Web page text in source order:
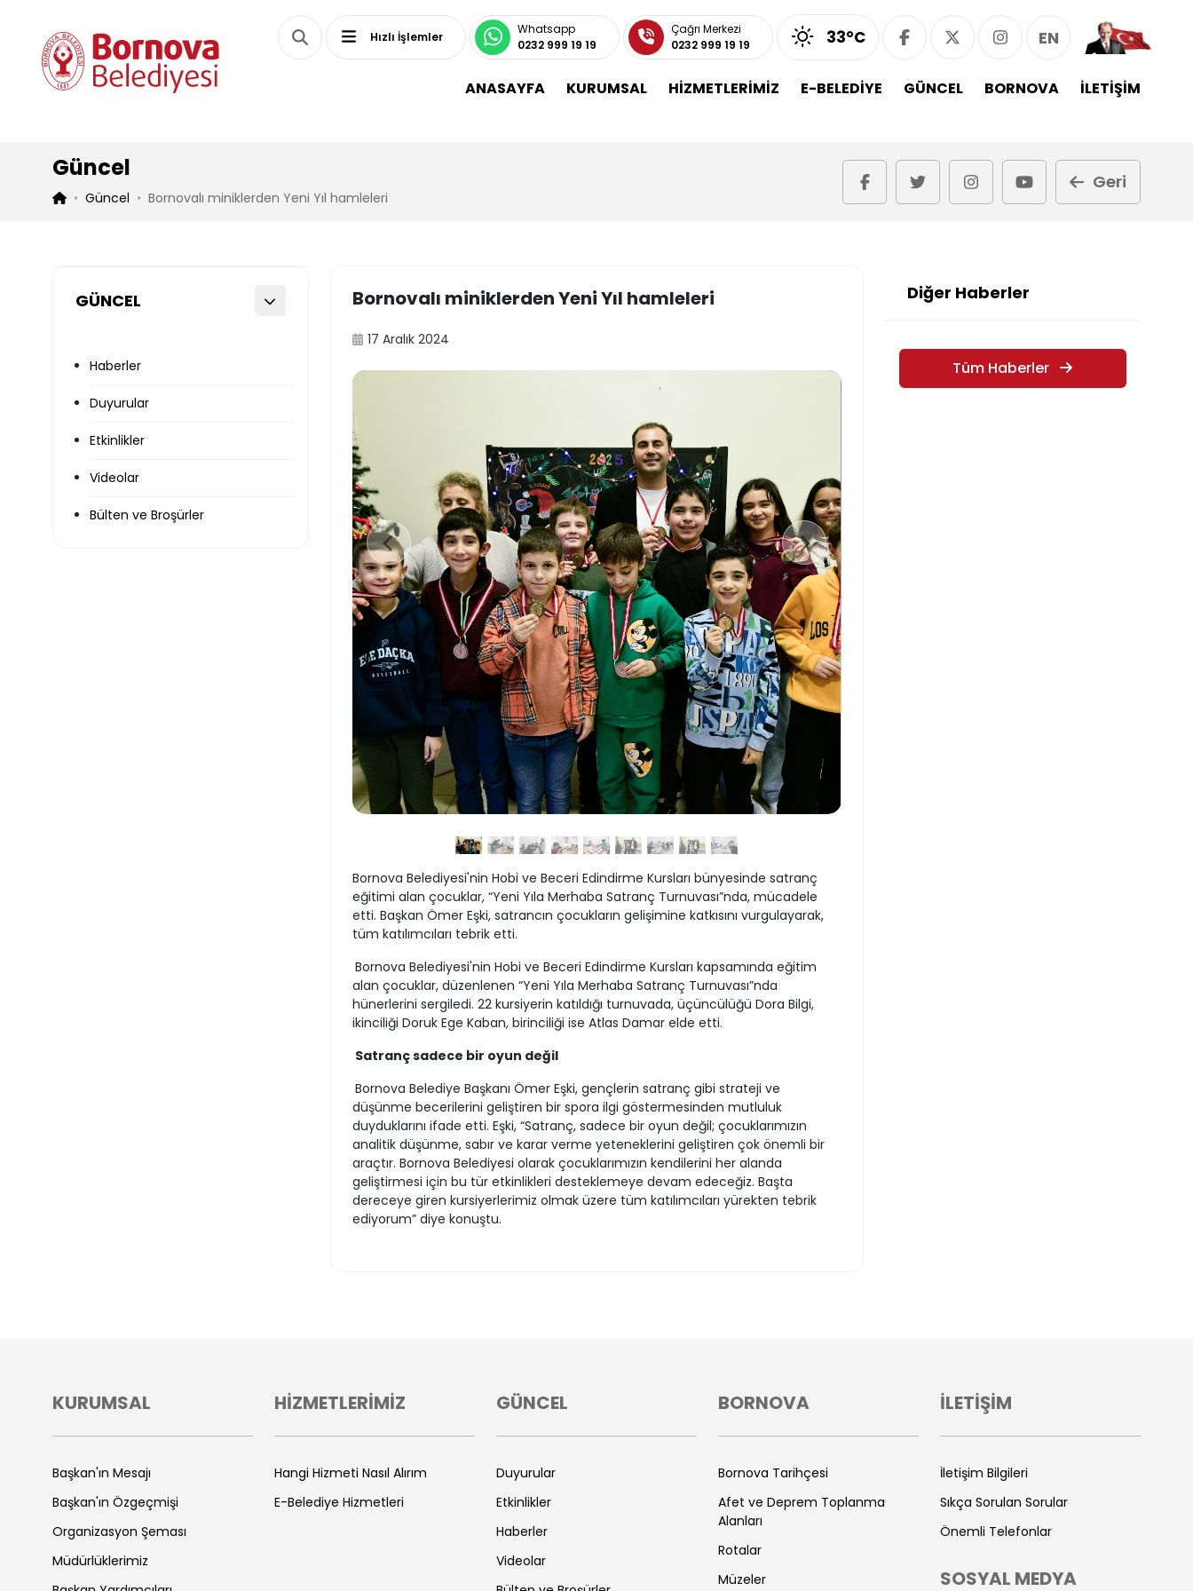
Hızlı İşlemler
Whatsapp
0232 999 19 19
Çağrı Merkezi
0232 999 19 19
33°C EN
ANASAYFA KURUMSAL HİZMETLERİMİZ E-BELEDİYE GÜNCEL BORNOVA İLETİŞİM
Güncel
Güncel Bornovalı miniklerden Yeni Yıl hamleleri
Geri
GÜNCEL
Haberler
Duyurular
Etkinlikler
Videolar
Bülten ve Broşürler
Bornovalı miniklerden Yeni Yıl hamleleri
17 Aralık 2024
Bornova Belediyesi'nin Hobi ve Beceri Edindirme Kursları bünyesinde satranç
eğitimi alan çocuklar, “Yeni Yıla Merhaba Satranç Turnuvası”nda, mücadele
etti. Başkan Ömer Eşki, satrancın çocukların gelişimine katkısını vurgulayarak,
tüm katılımcıları tebrik etti.
Bornova Belediyesi'nin Hobi ve Beceri Edindirme Kursları kapsamında eğitim
alan çocuklar, düzenlenen “Yeni Yıla Merhaba Satranç Turnuvası”nda
hünerlerini sergiledi. 22 kursiyerin katıldığı turnuvada, üçüncülüğü Dora Bilgi,
ikinciliği Doruk Ege Kaban, birinciliği ise Atlas Damar elde etti.
Satranç sadece bir oyun değil
Bornova Belediye Başkanı Ömer Eşki, gençlerin satranç gibi strateji ve
düşünme becerilerini geliştiren bir spora ilgi göstermesinden mutluluk
duyduklarını ifade etti. Eşki, “Satranç, sadece bir oyun değil; çocuklarımızın
analitik düşünme, sabır ve karar verme yeteneklerini geliştiren çok önemli bir
araçtır. Bornova Belediyesi olarak çocuklarımızın kendilerini her alanda
geliştirmesi için bu tür etkinlikleri desteklemeye devam edeceğiz. Başta
dereceye giren kursiyerlerimiz olmak üzere tüm katılımcıları yürekten tebrik
ediyorum” diye konuştu.
Diğer Haberler
Tüm Haberler
KURUMSAL
Başkan'ın Mesajı
Başkan'ın Özgeçmişi
Organizasyon Şeması
Müdürlüklerimiz
HİZMETLERİMİZ
Hangi Hizmeti Nasıl Alırım
E-Belediye Hizmetleri
GÜNCEL
Duyurular
Etkinlikler
Haberler
Videolar
BORNOVA
Bornova Tarihçesi
Afet ve Deprem Toplanma
Alanları
Rotalar
Müzeler
İLETİŞİM
İletişim Bilgileri
Sıkça Sorulan Sorular
Önemli Telefonlar
SOSYAL MEDYA